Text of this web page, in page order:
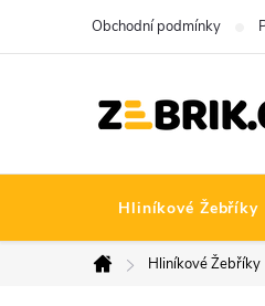
Obchodní podmínky
Hliníkové Žebříky
Domů
Hliníkové Žebříky